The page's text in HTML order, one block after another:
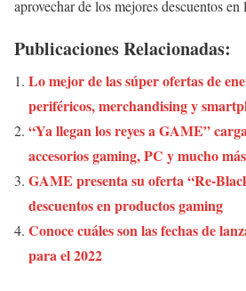
aprovechar de los mejores descuentos
Publicaciones Relacionadas:
Lo mejor de las súper ofertas de
periféricos, merchandising y
“Ya llegan los reyes a GAME”
accesorios gaming, PC y mucho más
GAME presenta su oferta “Re-
descuentos en productos gaming
Conoce cuáles son las fechas de
para el 2022